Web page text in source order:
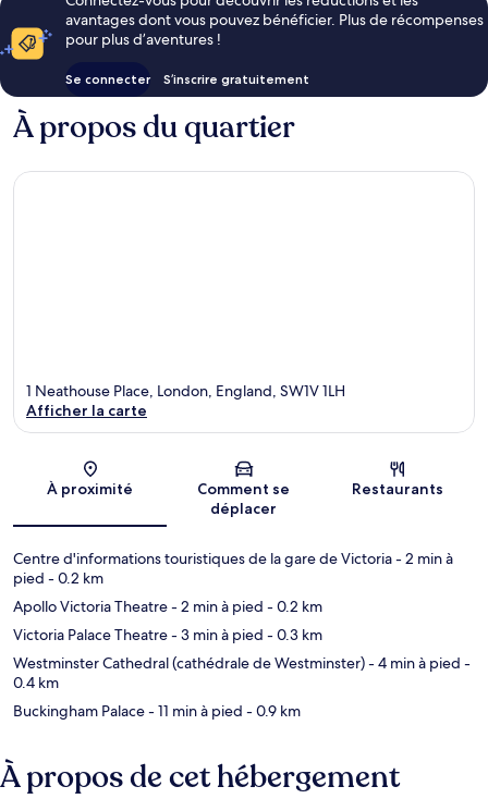
avantages dont vous pouvez bénéficier. Plus de récompenses
pour plus d’aventures !
Se connecter S’inscrire gratuitement
À propos du quartier
Carte
1 Neathouse Place, London, England, SW1V 1LH
Afficher la carte
À proximité
Comment se
déplacer
Restaurants
Centre d'informations touristiques de la gare de Victoria- 2 min à
pied - 0.2 km
Apollo Victoria Theatre- 2 min à pied - 0.2 km
Victoria Palace Theatre- 3 min à pied - 0.3 km
Westminster Cathedral (cathédrale de Westminster)- 4 min à pied -
0.4 km
Buckingham Palace- 11 min à pied - 0.9 km
À propos de cet hébergement